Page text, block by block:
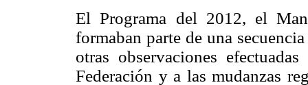
El Programa del 2012, el
formaban parte de una
otras observaciones
Federación y a las mudanzas